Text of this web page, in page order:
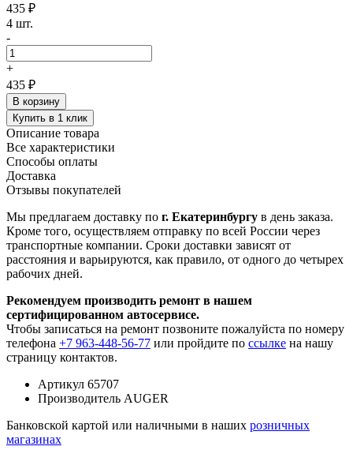
435 ₽
4 шт.
-
+
435 ₽
В корзину
Купить в 1 клик
Описание товара
Все характеристики
Способы оплаты
Доставка
Отзывы покупателей
Мы предлагаем доставку по г. Екатеринбургу в день заказа.
Кроме того, осуществляем отправку по всей России через
транспортные компании. Сроки доставки зависят от
расстояния и варьируются, как правило, от одного до четырех
рабочих дней.
Рекомендуем производить ремонт в нашем
сертифицированном автосервисе.
Чтобы записаться на ремонт позвоните пожалуйста по номеру
телефона +7 963-448-56-77 или пройдите по ссылке на нашу
страницу контактов.
Артикул 65707
Производитель AUGER
Банковской картой или наличными в наших розничных
магазинах